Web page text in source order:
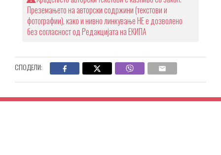
Преземањето на авторски содржини (текстови и
фотографии), како и нивно линкување НЕ е дозволено
без согласност од Редакцијата на ЕКИПА
СПОДЕЛИ: